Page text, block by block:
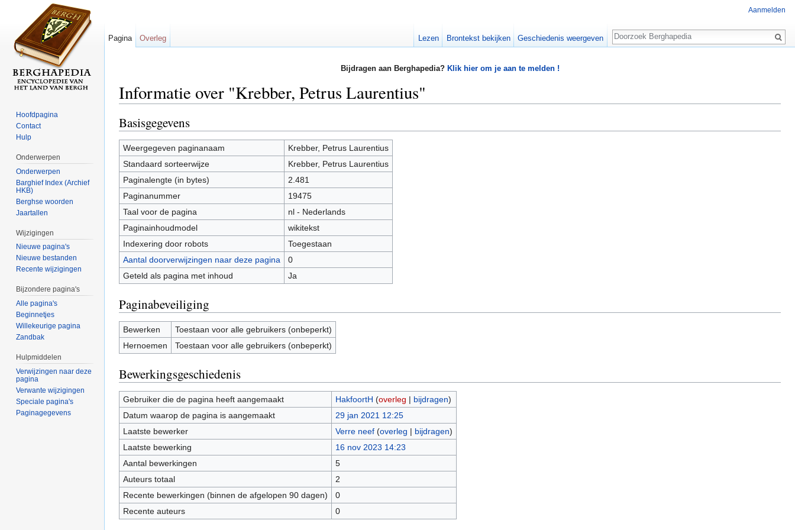
Bijdragen aan Berghapedia? Klik hier om je aan te melden !
Informatie over "Krebber, Petrus Laurentius"
Basisgegevens
Weergegeven paginanaam
Krebber, Petrus Laurentius
Standaard sorteerwijze
Krebber, Petrus Laurentius
Paginalengte (in bytes)
2.481
Paginanummer
19475
Taal voor de pagina
nl - Nederlands
Paginainhoudmodel
wikitekst
Indexering door robots
Toegestaan
Aantal doorverwijzingen naar deze pagina
0
Geteld als pagina met inhoud
Ja
Paginabeveiliging
Bewerken
Toestaan voor alle gebruikers (onbeperkt)
Hernoemen
Toestaan voor alle gebruikers (onbeperkt)
Bewerkingsgeschiedenis
Gebruiker die de pagina heeft aangemaakt HakfoortH (overleg | bijdragen)
Datum waarop de pagina is aangemaakt
29 jan 2021 12:25
Laatste bewerker
Verre neef (overleg | bijdragen)
Laatste bewerking
16 nov 2023 14:23
Aantal bewerkingen
5
Auteurs totaal
2
Recente bewerkingen (binnen de afgelopen 90 dagen)
0
Recente auteurs
0
Aanmelden
Pagina Overleg Lezen Brontekst bekijken Geschiedenis weergeven
Zoeken
Hoofdpagina
Contact
Hulp
Onderwerpen
Onderwerpen
Barghief Index (Archief
HKB)
Berghse woorden
Jaartallen
Wijzigingen
Nieuwe pagina's
Nieuwe bestanden
Recente wijzigingen
Bijzondere pagina's
Alle pagina's
Beginnetjes
Willekeurige pagina
Zandbak
Hulpmiddelen
Verwijzingen naar deze
pagina
Verwante wijzigingen
Speciale pagina's
Paginagegevens